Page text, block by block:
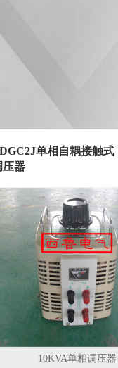
单相自耦接触式
压器
10KVA单相调压器